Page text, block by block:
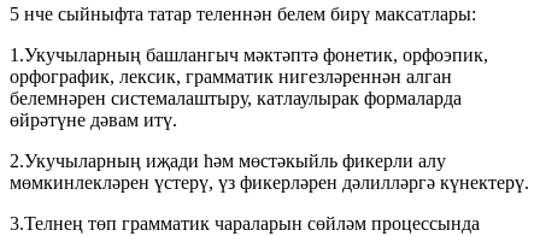
5 нче сыйныфта татар теленнән белем бирү максатлары:
1.Укучыларның башлангыч мәктәптә фонетик, орфоэпик,
орфографик, лексик, грамматик нигезләреннән алган
белемнәрен системалаштыру, катлаулырак формаларда
өйрәтүне дәвам итү.
2.Укучыларның иҗади һәм мөстәкыйль фикерли алу
мөмкинлекләрен үстерү, үз фикерләрен дәлилләргә күнектерү.
3.Телнең төп грамматик чараларын сөйләм процессында